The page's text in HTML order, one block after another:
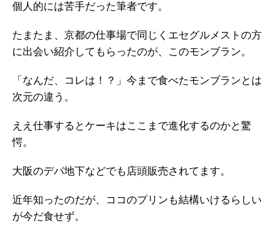
個人的には苦手だった筆者です。
たまたま、京都の仕事場で同じくエセグルメストの方
に出会い紹介してもらったのが、このモンブラン。
「なんだ、コレは！？」今まで食べたモンブランとは
次元の違う。
ええ仕事するとケーキはここまで進化するのかと驚
愕。
大阪のデパ地下などでも店頭販売されてます。
近年知ったのだが、ココのプリンも結構いけるらしい
が今だ食せず。